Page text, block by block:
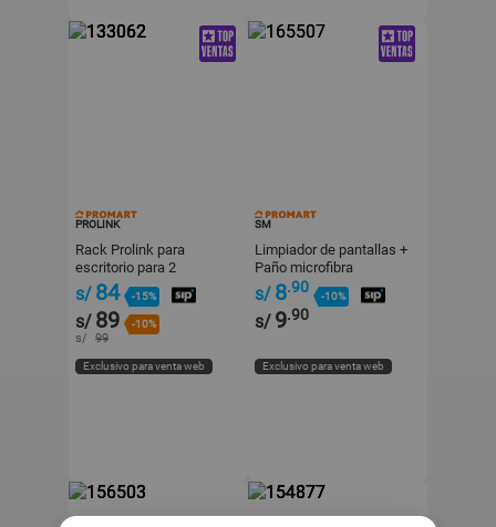
PROLINK
Rack Prolink para
escritorio para 2
monitores 17-32"
s/ 84 -15%
s/ 89 -10%
s/ 99
Exclusivo para venta web
SM
Limpiador de pantallas +
Paño microfibra
s/ 8.90
-10%
s/ 9.90
Exclusivo para venta web